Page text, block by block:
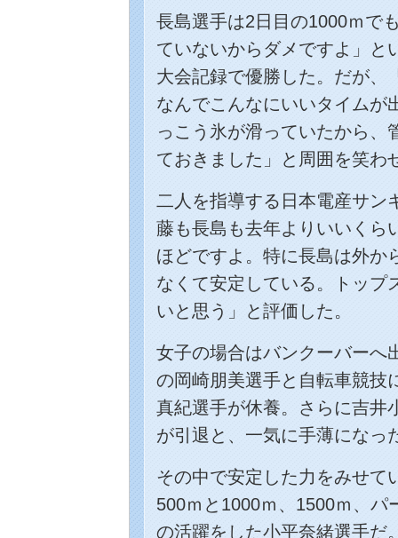
長島選手は2日目の1000ｍで
ていないからダメですよ」と
大会記録で優勝した。だが、
なんでこんなにいいタイムが
っこう氷が滑っていたから、
ておきました」と周囲を笑わ
二人を指導する日本電産サン
藤も長島も去年よりいいくら
ほどですよ。特に長島は外か
なくて安定している。トップ
いと思う」と評価した。
女子の場合はバンクーバーへ
の岡崎朋美選手と自転車競技
真紀選手が休養。さらに吉井
が引退と、一気に手薄になっ
その中で安定した力をみせて
500ｍと1000ｍ、1500ｍ、
の活躍をした小平奈緒選手だ